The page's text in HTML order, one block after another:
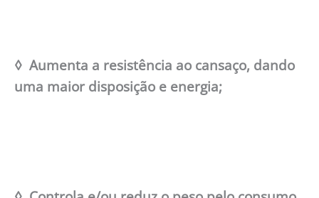
◊ Aumenta a resistência ao cansaço, dando
uma maior disposição e energia;